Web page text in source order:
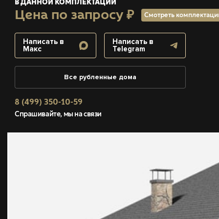
В ДАННОЙ КОМПЛЕКТАЦИИ
Цена по запросу ₽ Смотреть
Написать в
Макс
Написать в
Telegram
Все рубленные дома
8 (499) 350-10-59
Спрашивайте, мы на связи